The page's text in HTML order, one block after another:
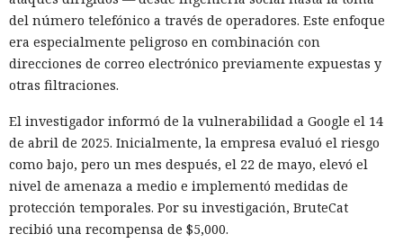
del número telefónico a través de operadores. Este enfoque
era especialmente peligroso en combinación con
direcciones de correo electrónico previamente expuestas y
otras filtraciones.
El investigador informó de la vulnerabilidad a Google el 14
de abril de 2025. Inicialmente, la empresa evaluó el riesgo
como bajo, pero un mes después, el 22 de mayo, elevó el
nivel de amenaza a medio e implementó medidas de
protección temporales. Por su investigación, BruteCat
recibió una recompensa de $5,000.